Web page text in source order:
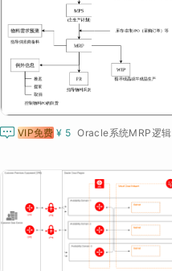
 VIP免费 ¥ 5 Oracle系统MRP逻辑